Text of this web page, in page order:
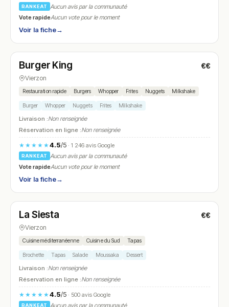
RANKEAT
Aucun avis par la communauté
Vote rapideAucun vote pour le moment
Voir la fiche→
N° 20
Burger King €€
Vierzon
Restauration rapide Burgers Whopper Frites Nuggets Milkshake
Burger Whopper Nuggets Frites Milkshake
Livraison :Non renseignée
Réservation en ligne :Non renseignée
★★★★★4.5/5· 1 246 avis Google
RANKEAT
Aucun avis par la communauté
Vote rapideAucun vote pour le moment
Voir la fiche→
N° 21
La Siesta €€
Vierzon
Cuisine méditerranéenne Cuisine du Sud Tapas
Brochette Tapas Salade Moussaka Dessert
Livraison :Non renseignée
Réservation en ligne :Non renseignée
★★★★★4.5/5· 500 avis Google
RANKEAT Aucun avis par la communauté